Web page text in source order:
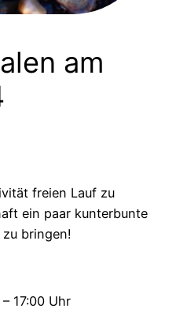
am
freien Lauf zu
ein paar kunterbunte
bringen!
17:00 Uhr